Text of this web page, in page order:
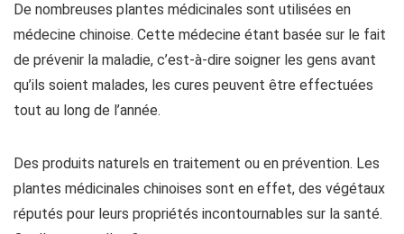
De nombreuses plantes médicinales sont utilisées en
médecine chinoise. Cette médecine étant basée sur le fait
de prévenir la maladie, c’est-à-dire soigner les gens avant
qu’ils soient malades, les cures peuvent être effectuées
tout au long de l’année.
Des produits naturels en traitement ou en prévention. Les
plantes médicinales chinoises sont en effet, des végétaux
réputés pour leurs propriétés incontournables sur la santé.